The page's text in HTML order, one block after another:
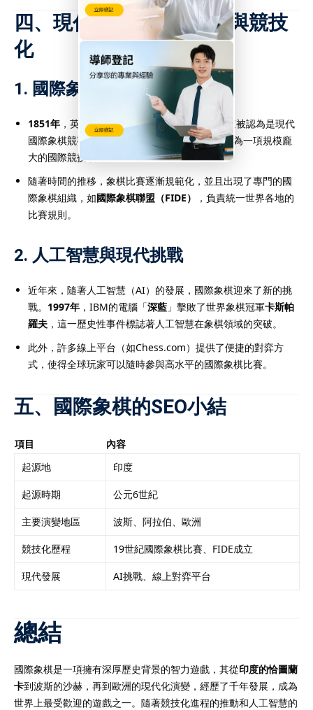
四、現代國際象棋的發展與競技
化
1. 國際象棋的競技化
1851年 ，英國倫敦舉行了首屆國際象棋比賽，這被認為是現代
國際象棋競賽的起點。隨後，國際象棋逐漸發展為一項規模龐
大的國際競技項目。
隨著時間的推移，象棋比賽逐漸規範化，並且出現了專門的國
際象棋組織，如國際象棋聯盟（FIDE）
，負責統一世界各地的
比賽規則。
2. 人工智慧與現代挑戰
近年來，隨著人工智慧（AI）的發展，國際象棋迎來了新的挑
戰。 1997年 ，IBM的電腦「深藍 」擊敗了世界象棋冠軍卡斯帕
羅夫 ，這一歷史性事件標誌著人工智慧在象棋領域的突破。
此外，許多線上平台（如Chess.com）提供了便捷的對弈方
式，使得全球玩家可以隨時參與高水平的國際象棋比賽。
五、國際象棋的SEO小結
項目
內容
起源地
印度
起源時期 公元6世紀
主要演變地區 波斯、阿拉伯、歐洲
競技化歷程 19世紀國際象棋比賽、FIDE成立
現代發展 AI挑戰、線上對弈平台
總結
國際象棋是一項擁有深厚歷史背景的智力遊戲，其從印度的恰圖蘭
卡到波斯的沙赫，再到歐洲的現代化演變，經歷了千年發展，成為
世界上最受歡迎的遊戲之一。隨著競技化進程的推動和人工智慧的